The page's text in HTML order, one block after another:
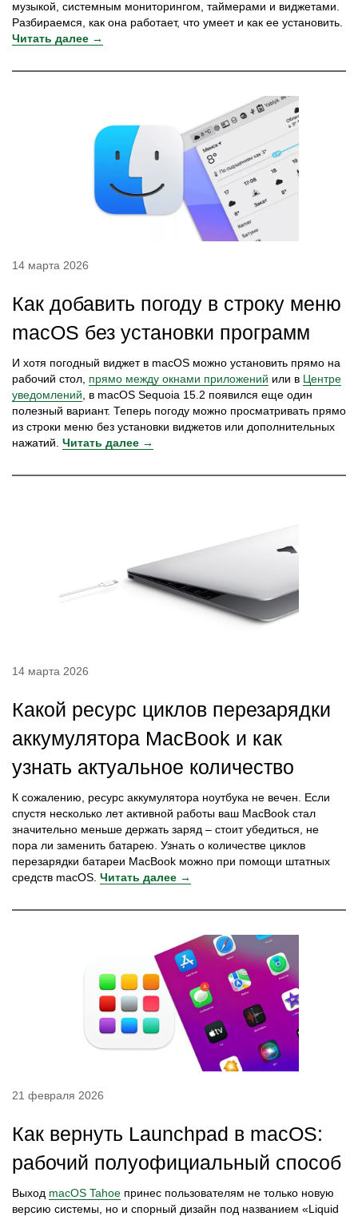
музыкой, системным мониторингом, таймерами и виджетами.
Разбираемся, как она работает, что умеет и как ее установить.
Читать далее →
14 марта 2026
Как добавить погоду в строку меню
macOS без установки программ
И хотя погодный виджет в macOS можно установить прямо на
рабочий стол, прямо между окнами приложений или в Центре
уведомлений , в macOS Sequoia 15.2 появился еще один
полезный вариант. Теперь погоду можно просматривать прямо
из строки меню без установки виджетов или дополнительных
нажатий. Читать далее →
14 марта 2026
Какой ресурс циклов перезарядки
аккумулятора MacBook и как
узнать актуальное количество
К сожалению, ресурс аккумулятора ноутбука не вечен. Если
спустя несколько лет активной работы ваш MacBook стал
значительно меньше держать заряд – стоит убедиться, не
пора ли заменить батарею. Узнать о количестве циклов
перезарядки батареи MacBook можно при помощи штатных
средств macOS. Читать далее →
21 февраля 2026
Как вернуть Launchpad в macOS:
рабочий полуофициальный способ
Выход macOS Tahoe принес пользователям не только новую
версию системы, но и спорный дизайн под названием «Liquid